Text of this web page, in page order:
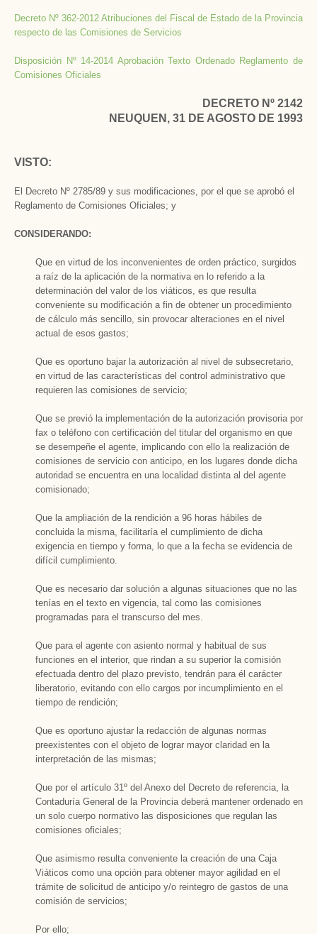
Decreto Nº 362-2012 Atribuciones del Fiscal de Estado de la Provincia
respecto de las Comisiones de Servicios
Disposición Nº 14-2014 Aprobación Texto Ordenado Reglamento de
Comisiones Oficiales
DECRETO Nº 2142
NEUQUEN, 31 DE AGOSTO DE 1993
VISTO:
El Decreto Nº 2785/89 y sus modificaciones, por el que se aprobó el
Reglamento de Comisiones Oficiales; y
CONSIDERANDO:
Que en virtud de los inconvenientes de orden práctico, surgidos
a raíz de la aplicación de la normativa en lo referido a la
determinación del valor de los viáticos, es que resulta
conveniente su modificación a fin de obtener un procedimiento
de cálculo más sencillo, sin provocar alteraciones en el nivel
actual de esos gastos;
Que es oportuno bajar la autorización al nivel de subsecretario,
en virtud de las características del control administrativo que
requieren las comisiones de servicio;
Que se previó la implementación de la autorización provisoria por
fax o teléfono con certificación del titular del organismo en que
se desempeñe el agente, implicando con ello la realización de
comisiones de servicio con anticipo, en los lugares donde dicha
autoridad se encuentra en una localidad distinta al del agente
comisionado;
Que la ampliación de la rendición a 96 horas hábiles de
concluida la misma, facilitaría el cumplimiento de dicha
exigencia en tiempo y forma, lo que a la fecha se evidencia de
difícil cumplimiento.
Que es necesario dar solución a algunas situaciones que no las
tenías en el texto en vigencia, tal como las comisiones
programadas para el transcurso del mes.
Que para el agente con asiento normal y habitual de sus
funciones en el interior, que rindan a su superior la comisión
efectuada dentro del plazo previsto, tendrán para él carácter
liberatorio, evitando con ello cargos por incumplimiento en el
tiempo de rendición;
Que es oportuno ajustar la redacción de algunas normas
preexistentes con el objeto de lograr mayor claridad en la
interpretación de las mismas;
Que por el artículo 31º del Anexo del Decreto de referencia, la
Contaduría General de la Provincia deberá mantener ordenado en
un solo cuerpo normativo las disposiciones que regulan las
comisiones oficiales;
Que asimismo resulta conveniente la creación de una Caja
Viáticos como una opción para obtener mayor agilidad en el
trámite de solicitud de anticipo y/o reintegro de gastos de una
comisión de servicios;
Por ello;